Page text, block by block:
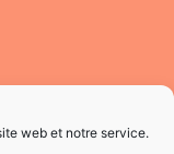
web et notre service.